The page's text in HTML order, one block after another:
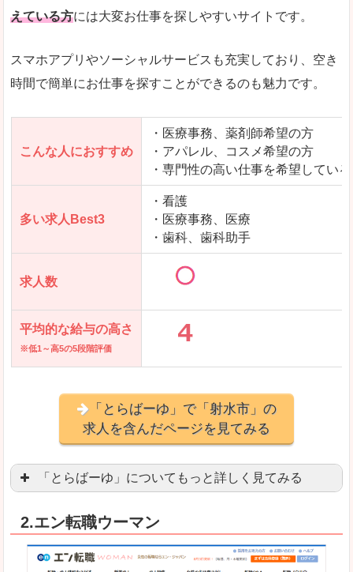
えている方には大変お仕事を探しやすいサイトです。
スマホアプリやソーシャルサービスも充実しており、空き
時間で簡単にお仕事を探すことができるのも魅力です。
こんな人におすすめ
・医療事務、薬剤師希望の方
・アパレル、コスメ希望の方
・専門性の高い仕事を希望してい
多い求人Best3
・看護
・医療事務、医療
・歯科、歯科助手
求人数
平均的な給与の高さ
※低1～高5の5段階評価
「とらばーゆ」で「射水市」の
求人を含んだページを見てみる
「とらばーゆ」についてもっと詳しく見てみる
良いところ
スマホアプリやソーシャルアカウントが充実して
2.エン転職ウーマン